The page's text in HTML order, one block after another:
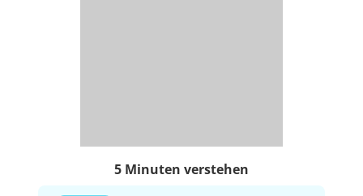
5 Minuten verstehen